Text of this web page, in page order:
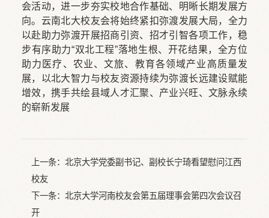
会活动，进一步夯实校地合作基础、明晰长期发展方
向。云南北大校友会将始终紧扣弥渡发展大局，全力
以赴助力弥渡开展招商引资、招才引智各项工作，稳
步有序助力“双北工程”落地生根、开花结果，全方位
助力医疗、农业、文旅、教育各领域产业高质量发
展，以北大智力与校友资源持续为弥渡长远建设赋能
增效，携手共绘县域人才汇聚、产业兴旺、文脉永续
的崭新发展
上一条： 北京大学党委副书记、副校长宁琦看望慰问江西
校友
下一条： 北京大学河南校友会第五届理事会第四次会议召
开